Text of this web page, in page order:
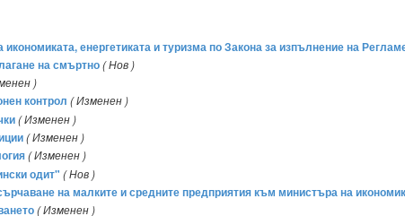
енергетиката и туризма по Закона за изпълнение на
на смъртно( Нов )
)
контрол ( Изменен )
( Изменен )
( Изменен )
( Изменен )
одит" ( Нов )
на малките и средните предприятия към министъра на
( Изменен )